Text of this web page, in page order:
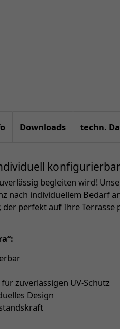
Downloads techn.
begleiten wird!
nach individuellem Bedarf
perfekt auf Ihre Terrasse
zuverlässigen UV-Schutz
Design